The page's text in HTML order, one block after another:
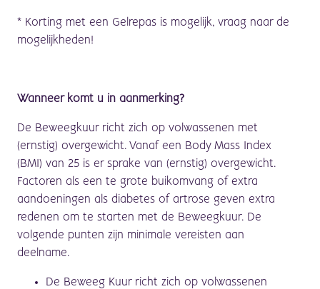
* Korting met een Gelrepas is mogelijk, vraag naar de
mogelijkheden!
Wanneer komt u in aanmerking?
De Beweegkuur richt zich op volwassenen met
(ernstig) overgewicht. Vanaf een Body Mass Index
(BMI) van 25 is er sprake van (ernstig) overgewicht.
Factoren als een te grote buikomvang of extra
aandoeningen als diabetes of artrose geven extra
redenen om te starten met de Beweegkuur. De
volgende punten zijn minimale vereisten aan
deelname.
De Beweeg Kuur richt zich op volwassenen